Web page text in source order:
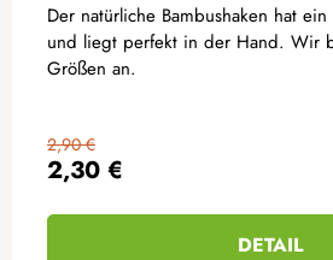
2,30 €
2,90 €
DETAIL
Der natürliche Bambushaken hat
und liegt perfekt in der Hand. Wir
Größen an.